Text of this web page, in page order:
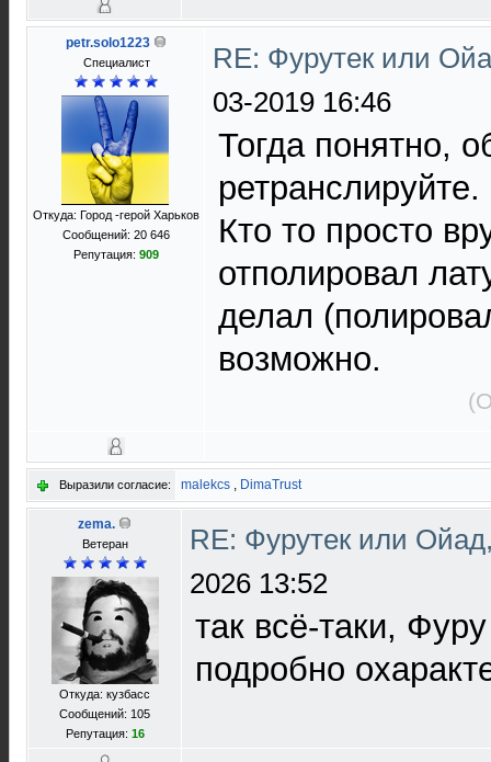
petr.solo1223
Специалист
Откуда: Город -герой Харьков
Сообщений: 20 646
Репутация: 909
RE: Фурутек или
03-2019 16:46
Тогда понятно,
ретранслируйте.
Кто то просто
отполировал
делал
возможно.
Выразили согласие: malekcs , DimaTrust
zema.
Ветеран
Откуда: кузбасс
Сообщений: 105
Репутация: 16
RE: Фурутек или
2026 13:52
так всё-таки,
подробно